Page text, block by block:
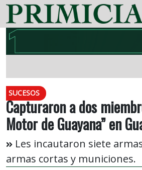
SUCESOS
Capturaron a dos
Motor de Guayana” en
Les incautaron siete
armas cortas y municiones.